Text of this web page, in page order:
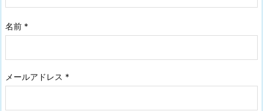
名前 *
メールアドレス *